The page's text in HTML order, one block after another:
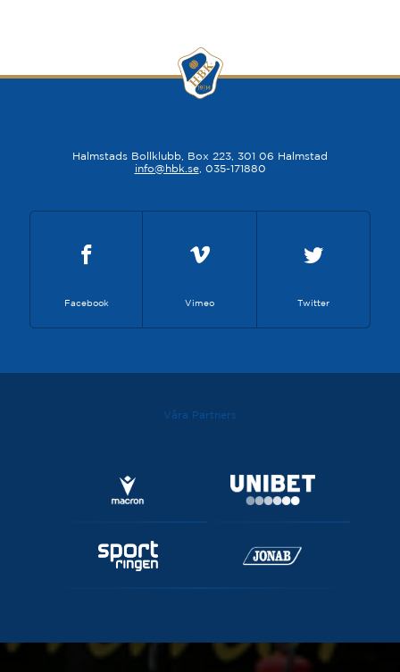
Halmstads Bollklubb, Box 223, 301 06 Halmstad
info@hbk.se, 035-171880
Facebook Vimeo Twitter
Våra Partners